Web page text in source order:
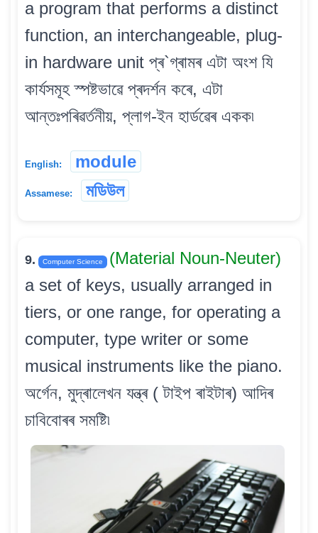
a program that performs a distinct
function, an interchangeable, plug-
in hardware unit প্ৰ`গ্ৰামৰ এটা অংশ যি
কাৰ্যসমূহ স্পষ্টভাৱে প্ৰদৰ্শন কৰে, এটা
আন্তঃপৰিৱৰ্তনীয়, প্লাগ-ইন হাৰ্ডৱেৰ একক৷
English: module
Assamese: মডিউল
9. Computer Science
(Material Noun-Neuter)
a set of keys, usually arranged in
tiers, or one range, for operating a
computer, type writer or some
musical instruments like the piano.
অৰ্গেন, মুদ্ৰালেখন যন্ত্ৰ ( টাইপ ৰাইটাৰ) আদিৰ
চাবিবোৰৰ সমষ্টি৷